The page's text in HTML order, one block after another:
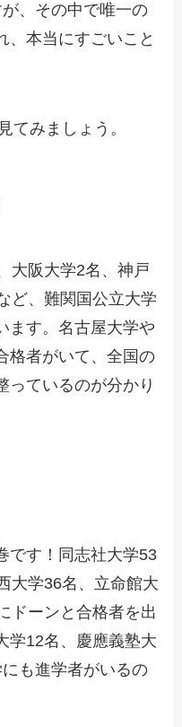
、その中で唯一の
、本当にすごいこと
てみましょう。
大阪大学2名、神戸
ど、難関国公立大学
ます。名古屋大学や
格者がいて、全国の
っているのが分かり
です！同志社大学53
大学36名、立命館大
ドーンと合格者を出
学12名、慶應義塾大
も進学者がいるの